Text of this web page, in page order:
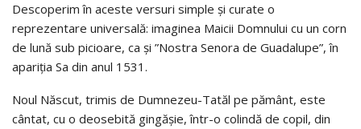
Descoperim în aceste versuri simple şi curate o
reprezentare universală: imaginea Maicii Domnului cu un corn
de lună sub picioare, ca şi ”Nostra Senora de Guadalupe”, în
apariţia Sa din anul 1531.
Noul Născut, trimis de Dumnezeu-Tatăl pe pământ, este
cântat, cu o deosebită gingăşie, într-o colindă de copil, din